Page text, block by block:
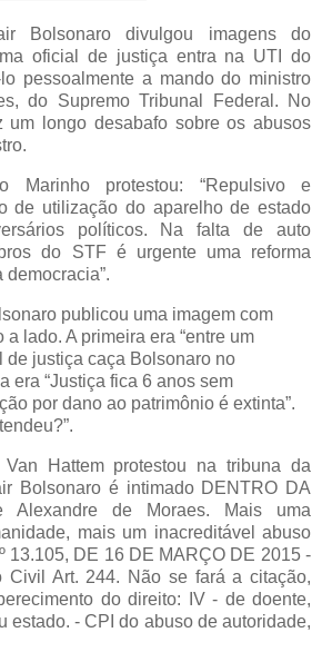
Bolsonaro divulgou imagens do
oficial de justiça entra na UTI do
pessoalmente a mando do ministro
do Supremo Tribunal Federal. No
um longo desabafo sobre os abusos
Marinho protestou: “Repulsivo e
de utilização do aparelho de estado
políticos. Na falta de auto
do STF é urgente uma reforma
publicou uma imagem com
lado. A primeira era “entre um
de justiça caça Bolsonaro no
era “Justiça fica 6 anos sem
por dano ao patrimônio é extinta”.
Hattem protestou na tribuna da
Bolsonaro é intimado DENTRO DA
Alexandre de Moraes. Mais uma
mais um inacreditável abuso
13.105, DE 16 DE MARÇO DE 2015 -
Civil Art. 244. Não se fará a citação,
do direito: IV - de doente,
estado. - CPI do abuso de autoridade,